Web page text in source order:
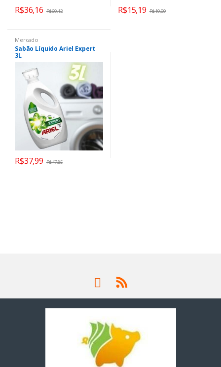
R$36,16 R$60,12 R$15,19 R$19,09
Mercado
Sabão Líquido Ariel Expert
3L
R$37,99 R$47,85